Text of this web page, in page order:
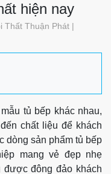
hiện nay
Thất Thuận Phát |
tủ bếp khác nhau,
chất liệu để khách
dòng sản phẩm tủ bếp
mang vẻ đẹp nhẹ
được đông đảo khách